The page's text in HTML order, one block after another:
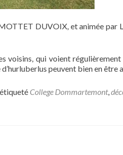
DUVOIX, et animée par
voisins, qui voient
peuvent bien en être
College Dommartemont,